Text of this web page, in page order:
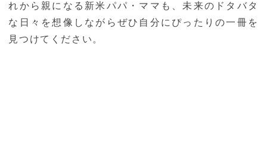
れから親になる新米パパ・ママも、未来のドタバタ
な日々を想像しながらぜひ自分にぴったりの一冊を
見つけてください。